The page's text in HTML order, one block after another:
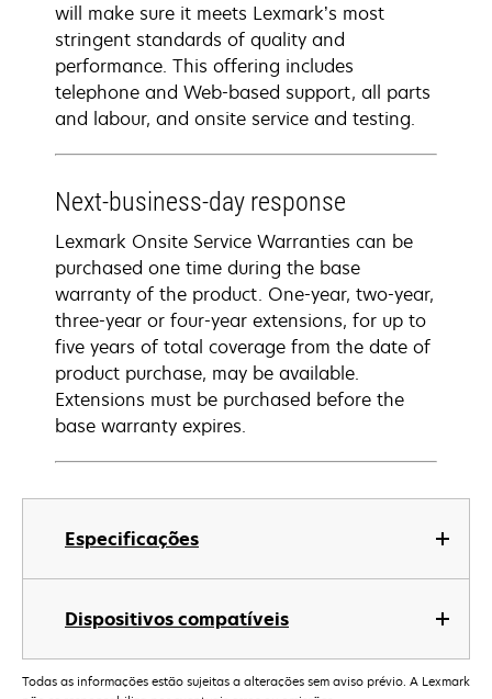
Especificações
Dispositivos compatíveis
will make sure it meets Lexmark’s most
stringent standards of quality and
performance. This offering includes
telephone and Web-based support, all parts
and labour, and onsite service and testing.
Next-business-day response
Lexmark Onsite Service Warranties can be
purchased one time during the base
warranty of the product. One-year, two-year,
three-year or four-year extensions, for up to
five years of total coverage from the date of
product purchase, may be available.
Extensions must be purchased before the
base warranty expires.
Todas as informações estão sujeitas a alterações sem aviso prévio. A Lexmark